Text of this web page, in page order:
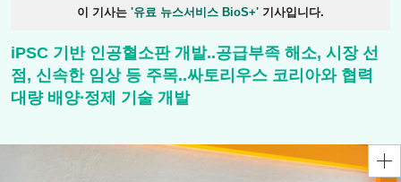
이 기사는 '유료 뉴스서비스 BioS+' 기사입니다.
iPSC 기반 인공혈소판 개발..공급부족 해소, 시장 선
점, 신속한 임상 등 주목..싸토리우스 코리아와 협력
대량 배양∙정제 기술 개발